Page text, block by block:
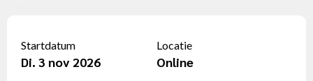
Startdatum
Di. 3 nov 2026
Locatie
Online